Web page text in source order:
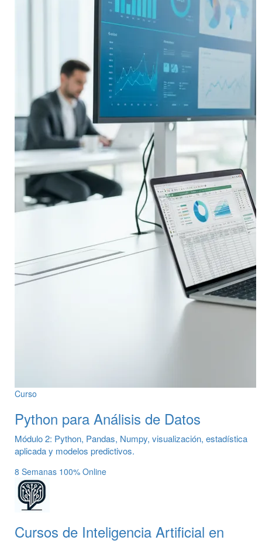
Curso
Python para Análisis de Datos
Módulo 2: Python, Pandas, Numpy, visualización, estadística
aplicada y modelos predictivos.
8 Semanas 100% Online
Cursos de Inteligencia Artificial en